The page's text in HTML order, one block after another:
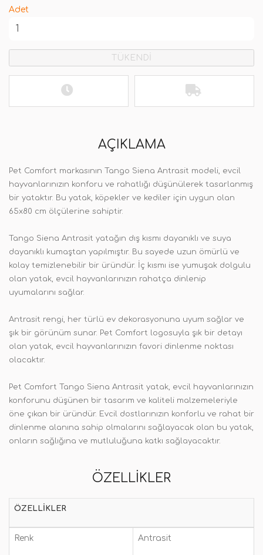
Adet
TÜKENDİ
AÇIKLAMA
Pet Comfort markasının Tango Siena Antrasit modeli, evcil
hayvanlarınızın konforu ve rahatlığı düşünülerek tasarlanmış
bir yataktır. Bu yatak, köpekler ve kediler için uygun olan
65x80 cm ölçülerine sahiptir.
Tango Siena Antrasit yatağın dış kısmı dayanıklı ve suya
dayanıklı kumaştan yapılmıştır. Bu sayede uzun ömürlü ve
kolay temizlenebilir bir üründür. İç kısmı ise yumuşak dolgulu
olan yatak, evcil hayvanlarınızın rahatça dinlenip
uyumalarını sağlar.
Antrasit rengi, her türlü ev dekorasyonuna uyum sağlar ve
şık bir görünüm sunar. Pet Comfort logosuyla şık bir detayı
olan yatak, evcil hayvanlarınızın favori dinlenme noktası
olacaktır.
Pet Comfort Tango Siena Antrasit yatak, evcil hayvanlarınızın
konforunu düşünen bir tasarım ve kaliteli malzemeleriyle
öne çıkan bir üründür. Evcil dostlarınızın konforlu ve rahat bir
dinlenme alanına sahip olmalarını sağlayacak olan bu yatak,
onların sağlığına ve mutluluğuna katkı sağlayacaktır.
ÖZELLIKLER
ÖZELLIKLER
Renk Antrasit